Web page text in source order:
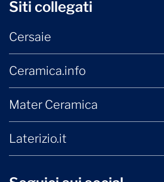
Siti collegati
Cersaie
Ceramica.info
Mater Ceramica
Laterizio.it